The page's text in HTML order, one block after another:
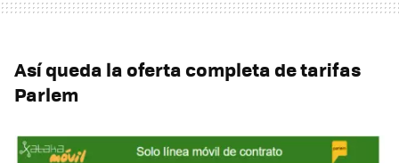
Así queda la oferta completa de tarifas
Parlem